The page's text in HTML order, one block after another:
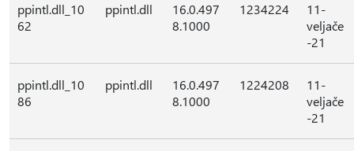
ppintl.dll_10
62
ppintl.dll
16.0.497
8.1000
1234224
11-
veljače
-21
ppintl.dll_10
86
ppintl.dll
16.0.497
8.1000
1224208
11-
veljače
-21